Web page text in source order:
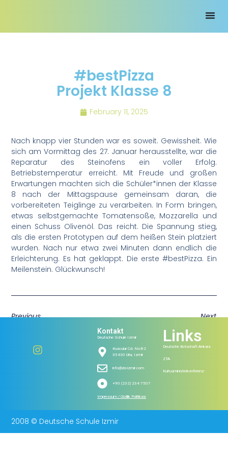
#bestPizza
Projekt Klasse 8
February 11, 2025
Nach knapp vier Stunden war es soweit. Gewissheit. Wie
sich am Vormittag des 27. Januar herausstellte, war die
Reparatur des Steinofens ein voller Erfolg.
Betriebstemperatur erreicht. Mit Freude und großen
Erwartungen machten sich die Schüler*innen der Klasse
8 nach der Mittagspause gemeinsam daran, die
vorbereiteten Teiglinge zu verarbeiten. In Form bringen,
etwas selbstgemachte Tomatensoße, Mozzarella und
einen Schuss Olivenöl. Das reicht. Die Spannung stieg,
als die ersten Prototypen auf dem heißen Stein platziert
wurden. Nach nur etwa zwei Minuten dann endlich die
Erleichterung. Es hat geklappt. Die erste #bestPizza. Ein
Meilenstein. Glückwunsch!
Previous Next
Kontakt
Deutsche Schule Izmir
Kuscular Cd. No:82
35430 Urla, Izmir
info@ds-izmir.com
+90 (232) 234 7507
Impressum / Gizlilik Politikası
Links
Deutsche Botschaft Ankara
ZfA
Kultusministerkonferenz
2008 © Deutsche Schule Izmir